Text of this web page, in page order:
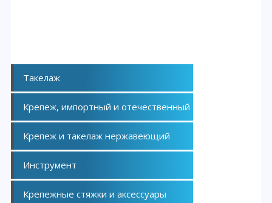
Такелаж
Крепеж, импортный и отечественный
Крепеж и такелаж нержавеющий
Инструмент
Крепежные стяжки и аксессуары